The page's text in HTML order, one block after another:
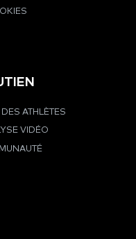
ATHLÈTES
VIDÉO